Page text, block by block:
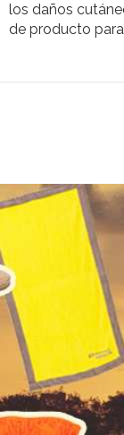
los daños
de producto